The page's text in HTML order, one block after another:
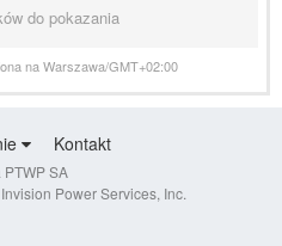
do pokazania
na Warszawa/GMT+02:00
Kontakt
PTWP SA
Power Services, Inc.